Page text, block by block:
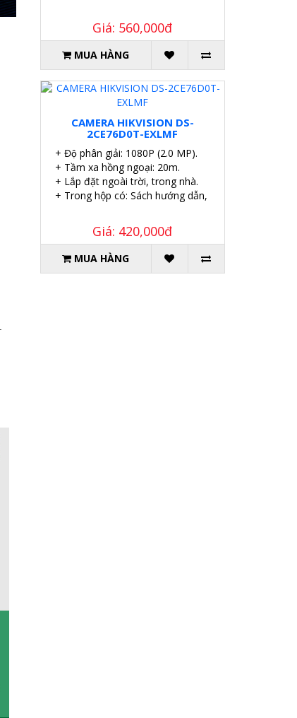
Giá: 560,000đ
MUA HÀNG
CAMERA HIKVISION DS-
2CE76D0T-EXLMF
+ Độ phân giải: 1080P (2.0 MP).
+ Tầm xa hồng ngoại: 20m.
+ Lắp đặt ngoài trời, trong nhà.
+ Trong hộp có: Sách hướng dẫn, Ốc vít tắc kê.
Giá: 420,000đ
MUA HÀNG